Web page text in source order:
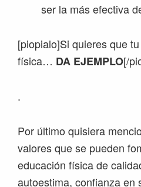
ser la más efectiva
[piopialo]Si quieres que
física… DA EJEMPLO[/
.
Por último quisiera
valores que se pueden
educación física de
autoestima, confianza en